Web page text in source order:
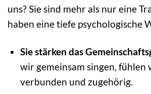
uns? Sie sind mehr als nur eine
haben eine tiefe psychologische
Sie stärken das
wir gemeinsam singen, fühlen
verbunden und zugehörig.